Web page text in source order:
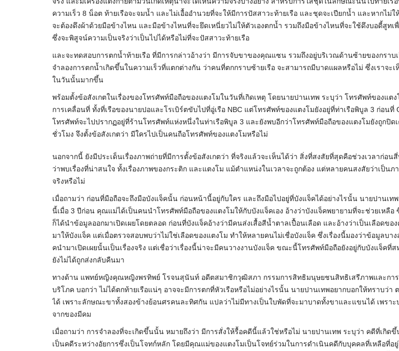
ความเร็ว 8 น็อต ท้ายเรือจะจมน้ำ และไม่เอื้ออำนวยที่จะให้มีการปัสสาวะท้ายเรือ และชุดจะเปียกน้ำ และหากไม่ใ
จะต้องดึงผ้าด้วยมือข้างไหน และมือข้างไหนที่จะยึดเหนี่ยวไม่ให้ตัวเองตกน้ำ รวมถึงมือข้างไหนที่จะใช้ดึงบอดี้สูทเ
ซึ่งจะพิสูจน์ความเป็นจริงว่าเป็นไปได้หรือไม่ที่จะปัสสาวะท้ายเรือ
และจะทดสอบการตกน้ำท้ายเรือ ที่มีการกล่าวอ้างว่า มีการจับขาของคุณแซน รวมถึงอยู่บริเวณด้านซ้ายของกราบเ
จำลองการตกน้ำเกิดขึ้นในความเร็วที่แตกต่างกัน ว่าคนที่ตกกราบซ้ายเรือ จะสามารถมีบาดแผลหรือไม่ ซึ่งเราจะเ
ในวันนั้นมากขึ้น
พร้อมตั้งข้อสังเกตในเรื่องของโทรศัพท์มือถือของแตงโมในวันที่เกิดเหตุ โดยนายปานเทพ ระบุว่า โทรศัพท์ของแต
การเคลื่อนที่ ทั้งที่เรือของนายปอและโรเบิร์ตขับไปที่อู่เรือ NBC แต่โทรศัพท์ของแตงโมยังอยู่ที่ท่าเรือพิบูล 3 ก่อนที่
โทรศัพท์จะไปปรากฏอยู่ที่ร้านโทรศัพท์แห่งหนึ่งในท่าเรือพิบูล 3 และยังพบอีกว่าโทรศัพท์มือถือของแตงโมยังถูกปิดเ
ชั่วโมง จึงตั้งข้อสังเกตว่า มีใครไปเป็นคนถือโทรศัพท์ของแตงโมหรือไม่
นอกจากนี้ ยังมีประเด็นเรื่องภาพถ่ายที่มีการตั้งข้อสังเกตว่า ที่จริงแล้วจะเห็นได้ว่า สิ่งที่สงสัยที่สุดคือช่วงเวลาก่อนสี่
ว่าพบเรื่องที่น่าสนใจ ทั้งเรื่องภาพของกระติก และแตงโม แม้ตำแหน่งในเวลาจะถูกต้อง แต่หลายคนสงสัยว่าเป็นภ
จริงหรือไม่
เมื่อถามว่า ก่อนที่มือถือจะถึงมือบังแจ็คนั้น ก่อนหน้านี้อยู่กับใคร และถึงมือไปอยู่ที่บังแจ็คได้อย่างไรนั้น นายปานเทพ
นี้เมื่อ 3 ปีก่อน คุณแม่ได้เป็นคนนำโทรศัพท์มือถือของแตงโมให้กับบังแจ็คเอง อ้างว่าบังแจ็คพยายามที่จะช่วยเหลือ
ก็ได้นำข้อมูลออกมาเปิดเผยโดยตลอด ก่อนที่บังแจ็คอ้างว่ามีคนส่งเสื้อสีน้ำตาลเปื้อนเลือด และอ้างว่าเป็นเลือดขอ
มาให้บังแจ็ค แต่เมื่อตรวจสอบพบว่าไม่ใช่เลือดของแตงโม ทำให้หลายคนไม่เชื่อบังแจ็ค ซึ่งเรื่องนี้มองว่าข้อมูลบา
คนำมาเปิดเผยนั้นเป็นเรื่องจริง แต่เชื่อว่าเรื่องนี้น่าจะมีคนวางงานบังแจ็ค ขณะนี้โทรศัพท์มือถือยังอยู่กับบังแจ็คที่ส
ยังไม่ได้ถูกส่งกลับคืนมา
ทางด้าน แพทย์หญิงคุณหญิงพรทิพย์ โรจนสุนันท์ อดีตสมาชิกวุฒิสภา กรรมการสิทธิมนุษยชนสิทธิเสรีภาพและกา
บริโภค บอกว่า ไม่ได้ตกท้ายเรือแน่ๆ อาจจะมีการตกที่หัวเรือหรือไม่อย่างไรนั้น นายปานเทพอยากบอกให้ทราบว่า
ได้ เพราะลักษณะขาทั้งสองข้างย้อนศรคนละทิศกัน แปลว่าไม่มีทางเป็นใบพัดที่จะมาบาดทั้งขาและแขนได้ เพราะ
จากของมีคม
เมื่อถามว่า การจำลองที่จะเกิดขึ้นนั้น หมายถึงว่า มีการสั่งให้รื้อคดีนี้แล้วใช่หรือไม่ นายปานเทพ ระบุว่า คดีที่เกิด
เป็นคดีระหว่างอัยการซึ่งเป็นโจทก์หลัก โดยมีคุณแม่ของแตงโมเป็นโจทย์ร่วมในการดำเนินคดีกับบุคคลที่เหลือที่อยู่